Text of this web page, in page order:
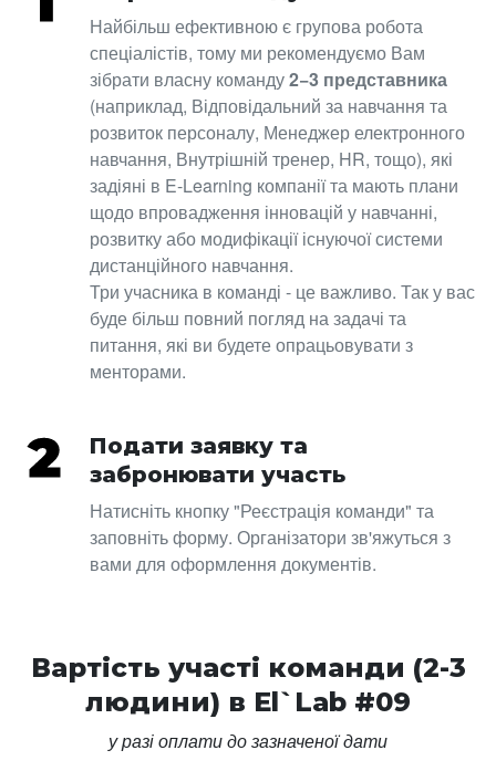
Найбільш ефективною є групова робота
спеціалістів, тому ми рекомендуємо Вам
зібрати власну команду2−3 представника
(наприклад, Відповідальний за навчання та
розвиток персоналу, Менеджер електронного
навчання, Внутрішній тренер, HR, тощо), які
задіяні в E-Learning компанії та мають плани
щодо впровадження інновацій у навчанні,
розвитку або модифікації існуючої системи
дистанційного навчання.
Три учасника в команді - це важливо. Так у вас
буде більш повний погляд на задачі та
питання, які ви будете опрацьовувати з
менторами.
Подати заявку та
забронювати участь
Натисніть кнопку "Реєстрація команди" та
заповніть форму. Організатори зв'яжуться з
вами для оформлення документів.
Вартість участі команди (2-3
людини) в El`Lab #09
у разі оплати до зазначеної дати